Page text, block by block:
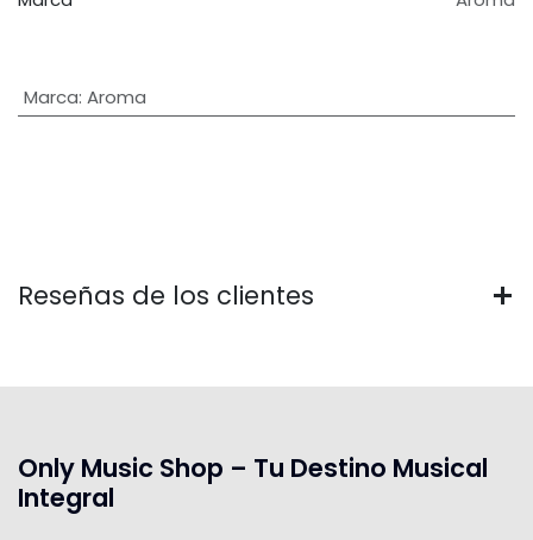
Marca: Aroma
Reseñas de los clientes
Only Music Shop – Tu Destino Musical
Integral